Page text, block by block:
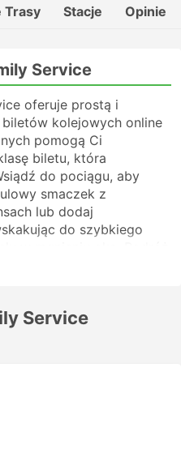
Trasy Stacje Opinie
Service
oferuje prostą i
kolejowych online
pomogą Ci
biletu, która
do pociągu, aby
smaczek z
lub dodaj
do szybkiego
pełne
sprawią, że wrażenia
i przyjemne.
datę podróży, cenę,
przed
Service
Service